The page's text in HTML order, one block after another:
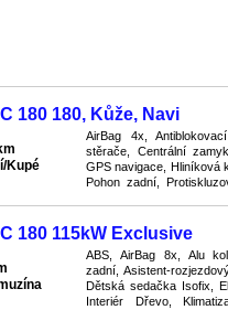
180 180, Kůže, Navi
Kupé
AirBag 4x,
stěrače, Centrální
GPS navigace, Hliníková
Pohon zadní,
180 115kW Exclusive
ABS, AirBag 8x, Alu
zadní, Asistent-
Dětská sedačka Isofix,
Interiér Dřevo,